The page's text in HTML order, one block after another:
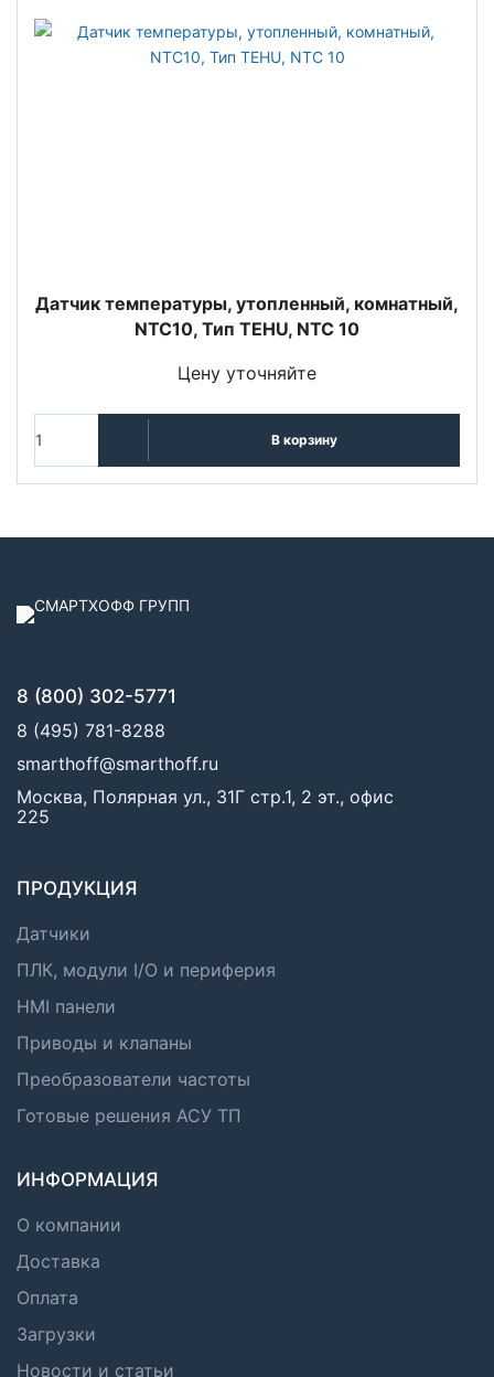
Датчик температуры, утопленный, комнатный,
NTC10, Тип TEHU, NTC 10
Цену уточняйте
В корзину
8 (800) 302-5771
8 (495) 781-8288
smarthoff@smarthoff.ru
Москва, Полярная ул., 31Г стр.1, 2 эт., офис
225
ПРОДУКЦИЯ
Датчики
ПЛК, модули I/O и периферия
HMI панели
Приводы и клапаны
Преобразователи частоты
Готовые решения АСУ ТП
ИНФОРМАЦИЯ
О компании
Доставка
Оплата
Загрузки
Новости и статьи